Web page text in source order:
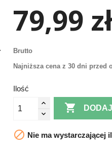
79,99
Brutto
Najniższa cena z 30 dni przed
Ilość

 Nie ma wystarczającej